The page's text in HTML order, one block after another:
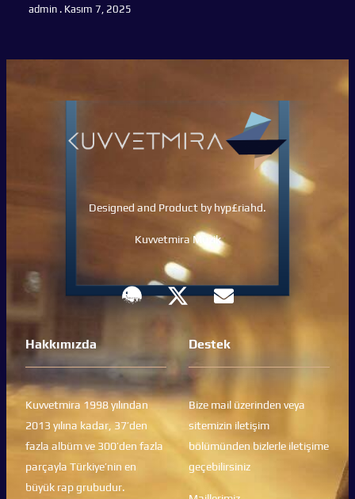
admin Kasım 7, 2025
Designed and Product by hyp£riahd.
Kuvvetmira Müzik
Hakkımızda
Kuvvetmira 1998 yılından
2013 yılına kadar, 37’den
fazla albüm ve 300’den fazla
parçayla Türkiye’nin en
büyük rap grubudur.
Destek
Bize mail üzerinden veya
sitemizin iletişim
bölümünden bizlerle iletişime
geçebilirsiniz